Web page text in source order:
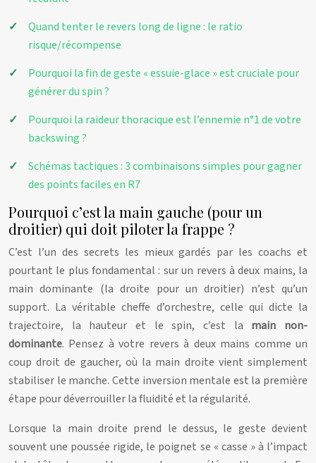
Quand tenter le revers long de ligne : le ratio
risque/récompense
Pourquoi la fin de geste « essuie-glace » est cruciale pour
générer du spin ?
Pourquoi la raideur thoracique est l’ennemie n°1 de votre
backswing ?
Schémas tactiques : 3 combinaisons simples pour gagner
des points faciles en R7
Pourquoi c’est la main gauche (pour un
droitier) qui doit piloter la frappe ?
C’est l’un des secrets les mieux gardés par les coachs et
pourtant le plus fondamental : sur un revers à deux mains, la
main dominante (la droite pour un droitier) n’est qu’un
support. La véritable cheffe d’orchestre, celle qui dicte la
trajectoire, la hauteur et le spin, c’est la main non-
dominante. Pensez à votre revers à deux mains comme un
coup droit de gaucher, où la main droite vient simplement
stabiliser le manche. Cette inversion mentale est la première
étape pour déverrouiller la fluidité et la régularité.
Lorsque la main droite prend le dessus, le geste devient
souvent une poussée rigide, le poignet se « casse » à l’impact